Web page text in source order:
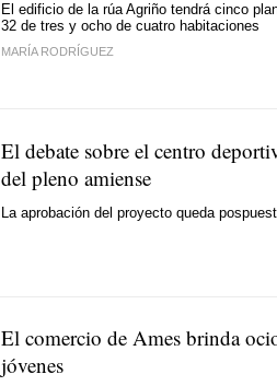
El edificio de la rúa Agriño tendrá cinco
32 de tres y ocho de cuatro habitaciones
MARÍA RODRÍGUEZ
El debate sobre el centro
del pleno amiense
La aprobación del proyecto queda
El comercio de Ames brinda
jóvenes